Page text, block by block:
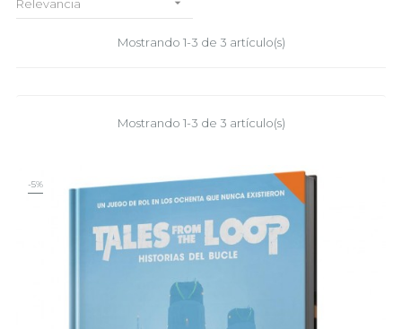
Relevancia
Mostrando 1-3 de 3 artículo(s)
Mostrando 1-3 de 3 artículo(s)
-5%